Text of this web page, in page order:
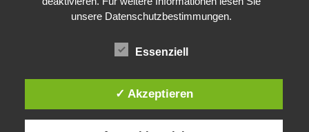
unsere Datenschutzbestimmungen.
Essenziell
✓ Akzeptieren